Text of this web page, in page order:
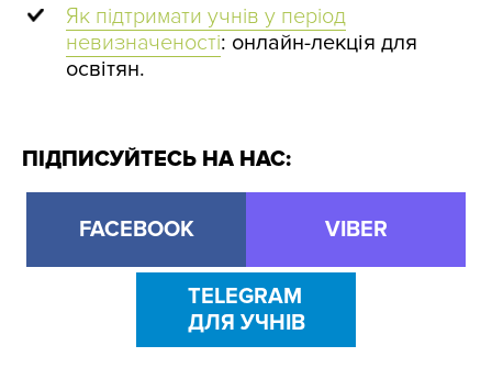
Як підтримати учнів у період
невизначеності: онлайн-лекція для
освітян.
ПІДПИСУЙТЕСЬ НА НАС:
FACEBOOK VIBER
TELEGRAM
ДЛЯ УЧНІВ